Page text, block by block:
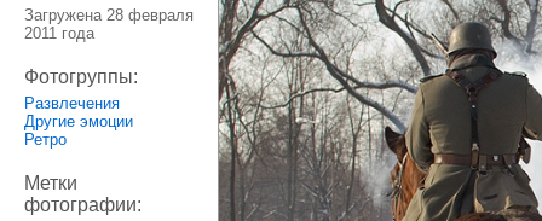
Загружена 28 февраля
2011 года
Фотогруппы:
Развлечения
Другие эмоции
Ретро
Метки
фотографии: